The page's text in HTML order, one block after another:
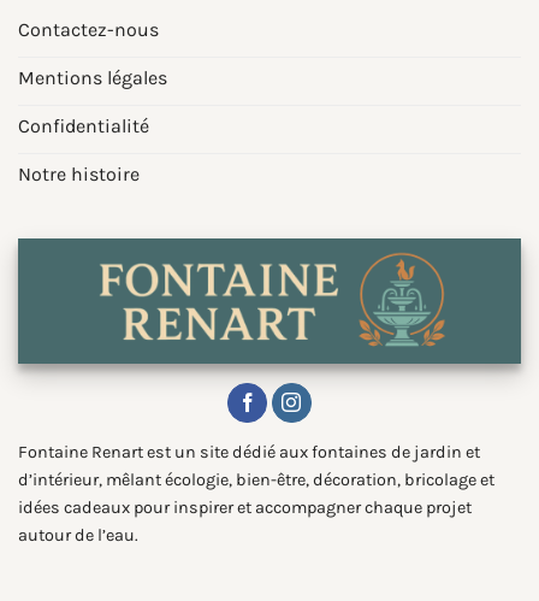
Contactez-nous
Mentions légales
Confidentialité
Notre histoire
Fontaine Renart est un site dédié aux fontaines de jardin et
d’intérieur, mêlant écologie, bien-être, décoration, bricolage et
idées cadeaux pour inspirer et accompagner chaque projet
autour de l’eau.